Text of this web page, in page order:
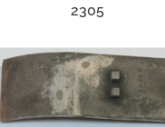
2305